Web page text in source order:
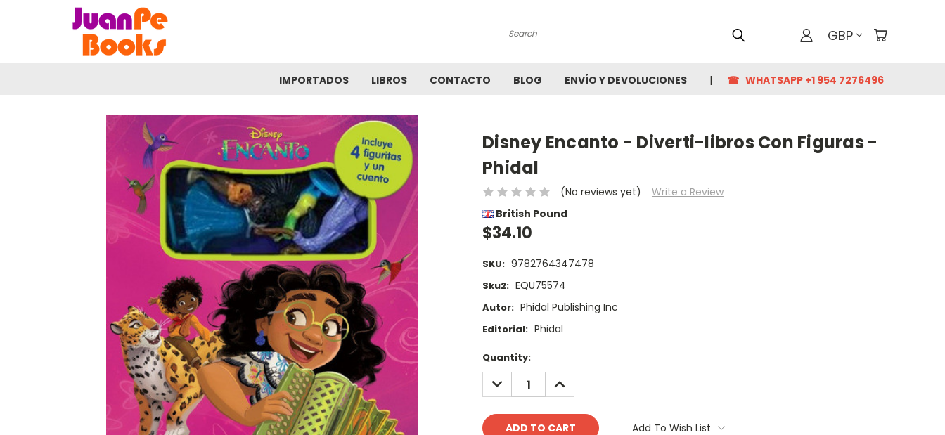
Search GBP
IMPORTADOS LIBROS CONTACTO BLOG ENVÍO Y DEVOLUCIONES ☎ WHATSAPP +1 954 7276496
Disney Encanto - Diverti-libros Con Figuras -
Phidal
(No reviews yet)
Write a Review
British Pound
$34.10
SKU: 9782764347478
Sku2: EQU75574
Autor: Phidal Publishing Inc
Editorial: Phidal
Current
Stock:
Quantity:
DECREASE
QUANTITY:
INCREASE
QUANTITY:
Add To Wish List